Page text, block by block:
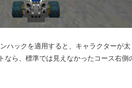
ハックを適用すると、キャラクターが
なら、標準では見えなかったコース右